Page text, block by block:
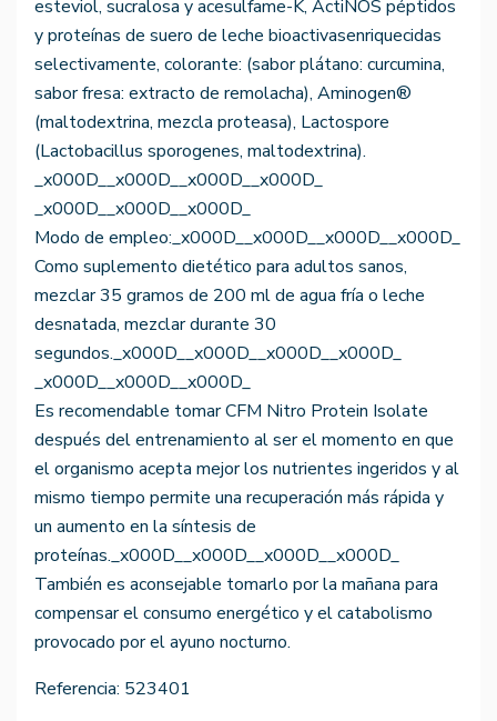
esteviol, sucralosa y acesulfame-K, ActiNOS péptidos
y proteínas de suero de leche bioactivasenriquecidas
selectivamente, colorante: (sabor plátano: curcumina,
sabor fresa: extracto de remolacha), Aminogen®
(maltodextrina, mezcla proteasa), Lactospore
(Lactobacillus sporogenes, maltodextrina).
_x000D__x000D__x000D__x000D_
_x000D__x000D__x000D_
Modo de empleo:_x000D__x000D__x000D__x000D_
Como suplemento dietético para adultos sanos,
mezclar 35 gramos de 200 ml de agua fría o leche
desnatada, mezclar durante 30
segundos._x000D__x000D__x000D__x000D_
_x000D__x000D__x000D_
Es recomendable tomar CFM Nitro Protein Isolate
después del entrenamiento al ser el momento en que
el organismo acepta mejor los nutrientes ingeridos y al
mismo tiempo permite una recuperación más rápida y
un aumento en la síntesis de
proteínas._x000D__x000D__x000D__x000D_
También es aconsejable tomarlo por la mañana para
compensar el consumo energético y el catabolismo
provocado por el ayuno nocturno.
Referencia: 523401